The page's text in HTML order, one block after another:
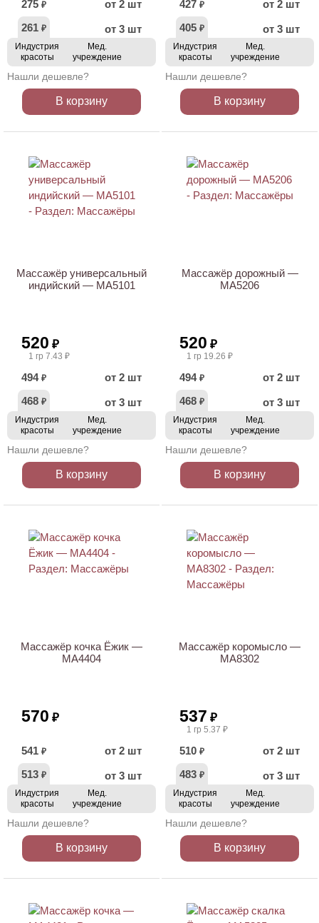
275 ₽
от 2 шт
261 ₽ от 3 шт
Индустрия
красоты
Мед.
учреждение
Нашли дешевле?
В корзину
427 ₽
от 2 шт
405 ₽ от 3 шт
Индустрия
красоты
Мед.
учреждение
Нашли дешевле?
В корзину
Массажёр универсальный
индийский — МА5101
520 ₽
1 гр 7.43 ₽
494 ₽
от 2 шт
468 ₽ от 3 шт
Индустрия
красоты
Мед.
учреждение
Нашли дешевле?
В корзину
Массажёр дорожный —
МА5206
520 ₽
1 гр 19.26 ₽
494 ₽
от 2 шт
468 ₽ от 3 шт
Индустрия
красоты
Мед.
учреждение
Нашли дешевле?
В корзину
Массажёр кочка Ёжик —
МА4404
570 ₽
541 ₽
от 2 шт
513 ₽ от 3 шт
Индустрия
красоты
Мед.
учреждение
Нашли дешевле?
В корзину
Массажёр коромысло —
МА8302
537 ₽
1 гр 5.37 ₽
510 ₽
от 2 шт
483 ₽ от 3 шт
Индустрия
красоты
Мед.
учреждение
Нашли дешевле?
В корзину